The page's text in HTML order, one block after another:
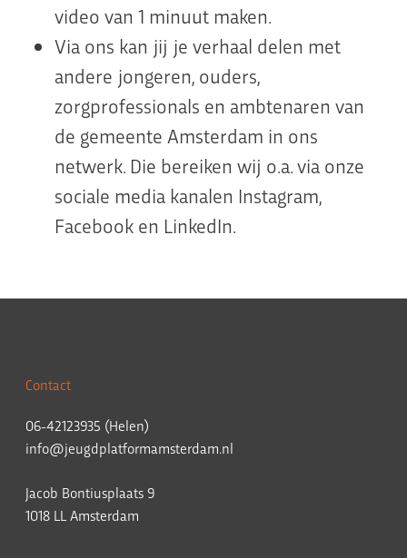
video van 1 minuut maken.
Via ons kan jij je verhaal delen met
andere jongeren, ouders,
zorgprofessionals en ambtenaren van
de gemeente Amsterdam in ons
netwerk. Die bereiken wij o.a. via onze
sociale media kanalen Instagram,
Facebook en LinkedIn.
Contact
06-42123935 (Helen)
info@jeugdplatformamsterdam.nl
Jacob Bontiusplaats 9
1018 LL Amsterdam